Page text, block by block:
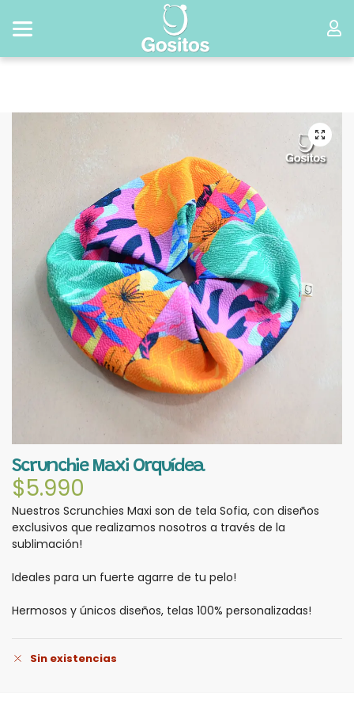
Scrunchie Maxi Orquídea
$5.990
Nuestros Scrunchies Maxi son de tela Sofia, con diseños
exclusivos que realizamos nosotros a través de la
sublimación!
Ideales para un fuerte agarre de tu pelo!
Hermosos y únicos diseños, telas 100% personalizadas!
Sin existencias